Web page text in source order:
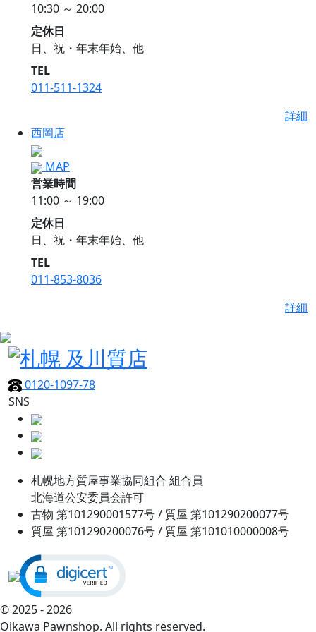
10:30 ～ 20:00
定休日
日、祝・年末年始、他
TEL
011-511-1324
詳細
西岡店
MAP
営業時間
11:00 ～ 19:00
定休日
日、祝・年末年始、他
TEL
011-853-8036
詳細
0120-1097-78
SNS
札幌地方質屋事業協同組合 組合員
北海道公安委員会許可
古物 第101290001577号 / 質屋 第101290200077号
質屋 第101290200076号 / 質屋 第101010000008号
© 2025 - 2026
Oikawa Pawnshop. All rights reserved.